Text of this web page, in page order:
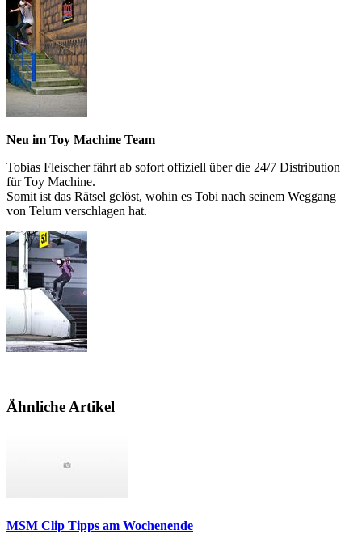
Neu im Toy Machine Team
Tobias Fleischer fährt ab sofort offiziell über die 24/7 Distribution
für Toy Machine.
Somit ist das Rätsel gelöst, wohin es Tobi nach seinem Weggang
von Telum verschlagen hat.
Ähnliche Artikel
MSM Clip Tipps am Wochenende